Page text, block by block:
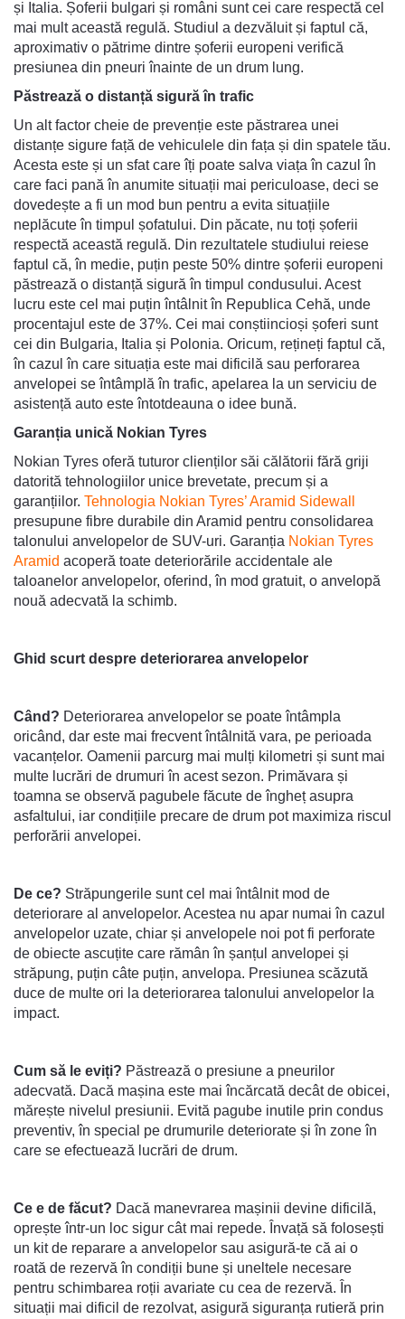
și Italia. Șoferii bulgari și români sunt cei care respectă cel
mai mult această regulă. Studiul a dezvăluit și faptul că,
aproximativ o pătrime dintre șoferii europeni verifică
presiunea din pneuri înainte de un drum lung.
Păstrează o distanță sigură în trafic
Un alt factor cheie de prevenție este păstrarea unei
distanțe sigure față de vehiculele din fața și din spatele tău.
Acesta este și un sfat care îți poate salva viața în cazul în
care faci pană în anumite situații mai periculoase, deci se
dovedește a fi un mod bun pentru a evita situațiile
neplăcute în timpul șofatului. Din păcate, nu toți șoferii
respectă această regulă. Din rezultatele studiului reiese
faptul că, în medie, puțin peste 50% dintre șoferii europeni
păstrează o distanță sigură în timpul condusului. Acest
lucru este cel mai puțin întâlnit în Republica Cehă, unde
procentajul este de 37%. Cei mai conștiincioși șoferi sunt
cei din Bulgaria, Italia și Polonia. Oricum, rețineți faptul că,
în cazul în care situația este mai dificilă sau perforarea
anvelopei se întâmplă în trafic, apelarea la un serviciu de
asistență auto este întotdeauna o idee bună.
Garanția unică Nokian Tyres
Nokian Tyres oferă tuturor clienților săi călătorii fără griji
datorită tehnologiilor unice brevetate, precum și a
garanțiilor. Tehnologia Nokian Tyres’ Aramid Sidewall
presupune fibre durabile din Aramid pentru consolidarea
talonului anvelopelor de SUV-uri. Garanția Nokian Tyres
Aramid acoperă toate deteriorările accidentale ale
taloanelor anvelopelor, oferind, în mod gratuit, o anvelopă
nouă adecvată la schimb.
Ghid scurt despre deteriorarea anvelopelor
Când? Deteriorarea anvelopelor se poate întâmpla
oricând, dar este mai frecvent întâlnită vara, pe perioada
vacanțelor. Oamenii parcurg mai mulți kilometri și sunt mai
multe lucrări de drumuri în acest sezon. Primăvara și
toamna se observă pagubele făcute de îngheț asupra
asfaltului, iar condițiile precare de drum pot maximiza riscul
perforării anvelopei.
De ce? Străpungerile sunt cel mai întâlnit mod de
deteriorare al anvelopelor. Acestea nu apar numai în cazul
anvelopelor uzate, chiar și anvelopele noi pot fi perforate
de obiecte ascuțite care rămân în șanțul anvelopei și
străpung, puțin câte puțin, anvelopa. Presiunea scăzută
duce de multe ori la deteriorarea talonului anvelopelor la
impact.
Cum să le eviți? Păstrează o presiune a pneurilor
adecvată. Dacă mașina este mai încărcată decât de obicei,
mărește nivelul presiunii. Evită pagube inutile prin condus
preventiv, în special pe drumurile deteriorate și în zone în
care se efectuează lucrări de drum.
Ce e de făcut? Dacă manevrarea mașinii devine dificilă,
oprește într-un loc sigur cât mai repede. Învață să folosești
un kit de reparare a anvelopelor sau asigură-te că ai o
roată de rezervă în condiții bune și uneltele necesare
pentru schimbarea roții avariate cu cea de rezervă. În
situații mai dificil de rezolvat, asigură siguranța rutieră prin